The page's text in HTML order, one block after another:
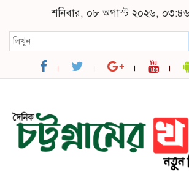
শনিবার, ০৮ অগাস্ট ২০২৬,